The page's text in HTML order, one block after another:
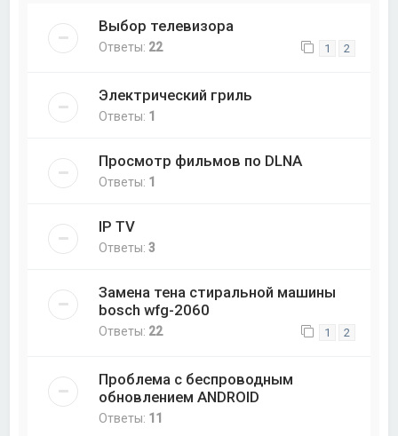
Выбор телевизора
Ответы: 22 1 2
Электрический гриль
Ответы: 1
Просмотр фильмов по DLNA
Ответы: 1
IP TV
Ответы:3
Замена тена стиральной машины
bosch wfg-2060
Ответы: 22 1 2
Проблема с беспроводным
обновлением ANDROID
Ответы: 11